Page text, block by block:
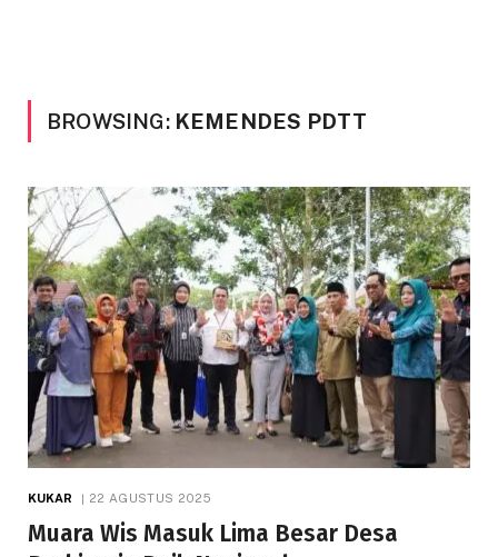
BROWSING: KEMENDES PDTT
KUKAR 22 AGUSTUS 2025
Muara Wis Masuk Lima Besar Desa